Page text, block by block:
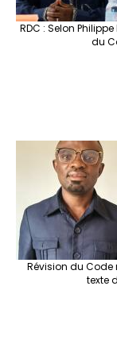
RDC : Selon
du
Révision du Code
texte